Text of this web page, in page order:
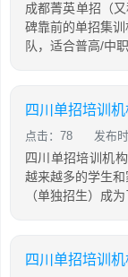
成都菁英单招（
碑靠前的单招集
队，适合普高/中
四川单招培训
点击：78 发布
四川单招培训机
越来越多的学生
（单独招生）成
四川单招培训